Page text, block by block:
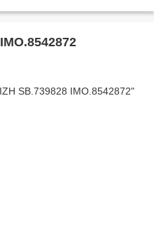
ROC BREIZH SB.739828 IMO.8542872